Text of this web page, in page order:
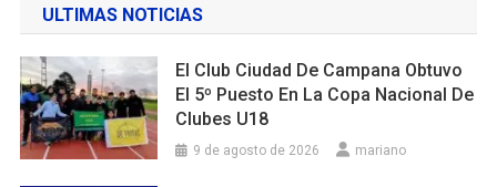
ULTIMAS NOTICIAS
El Club Ciudad De Campana Obtuvo
El 5º Puesto En La Copa Nacional De
Clubes U18
9 de agosto de 2026 mariano